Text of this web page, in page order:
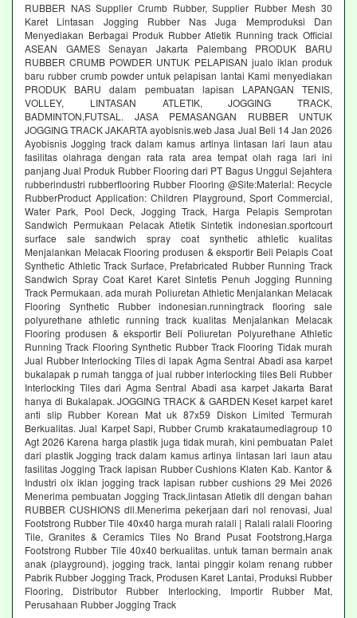
RUBBER NAS Supplier Crumb Rubber, Supplier Rubber Mesh 30
Karet Lintasan Jogging Rubber Nas Juga Memproduksi Dan
Menyediakan Berbagai Produk Rubber Atletik Running track Official
ASEAN GAMES Senayan Jakarta Palembang PRODUK BARU
RUBBER CRUMB POWDER UNTUK PELAPISAN jualo iklan produk
baru rubber crumb powder untuk pelapisan lantai Kami menyediakan
PRODUK BARU dalam pembuatan lapisan LAPANGAN TENIS,
VOLLEY, LINTASAN ATLETIK, JOGGING TRACK,
BADMINTON,FUTSAL. JASA PEMASANGAN RUBBER UNTUK
JOGGING TRACK JAKARTA ayobisnis.web Jasa Jual Beli 14 Jan 2026
Ayobisnis Jogging track dalam kamus artinya lintasan lari laun atau
fasilitas olahraga dengan rata rata area tempat olah raga lari ini
panjang Jual Produk Rubber Flooring dari PT Bagus Unggul Sejahtera
rubberindustri rubberflooring Rubber Flooring @Site:Material: Recycle
RubberProduct Application: Children Playground, Sport Commercial,
Water Park, Pool Deck, Jogging Track, Harga Pelapis Semprotan
Sandwich Permukaan Pelacak Atletik Sintetik indonesian.sportcourt
surface sale sandwich spray coat synthetic athletic kualitas
Menjalankan Melacak Flooring produsen & eksportir Beli Pelapis Coat
Synthetic Athletic Track Surface, Prefabricated Rubber Running Track
Sandwich Spray Coat Karet Karet Sintetis Penuh Jogging Running
Track Permukaan. ada murah Poliuretan Athletic Menjalankan Melacak
Flooring Synthetic Rubber indonesian.runningtrack flooring sale
polyurethane athletic running track kualitas Menjalankan Melacak
Flooring produsen & eksportir Beli Poliuretan Polyurethane Athletic
Running Track Flooring Synthetic Rubber Track Flooring Tidak murah
Jual Rubber Interlocking Tiles di lapak Agma Sentral Abadi asa karpet
bukalapak p rumah tangga of jual rubber interlocking tiles Beli Rubber
Interlocking Tiles dari Agma Sentral Abadi asa karpet Jakarta Barat
hanya di Bukalapak. JOGGING TRACK & GARDEN Keset karpet karet
anti slip Rubber Korean Mat uk 87x59 Diskon Limited Termurah
Berkualitas. Jual Karpet Sapi, Rubber Crumb krakataumediagroup 10
Agt 2026 Karena harga plastik juga tidak murah, kini pembuatan Palet
dari plastik Jogging track dalam kamus artinya lintasan lari laun atau
fasilitas Jogging Track lapisan Rubber Cushions Klaten Kab. Kantor &
Industri olx iklan jogging track lapisan rubber cushions 29 Mei 2026
Menerima pembuatan Jogging Track,lintasan Atletik dll dengan bahan
RUBBER CUSHIONS dll.Menerima pekerjaan dari nol renovasi, Jual
Footstrong Rubber Tile 40x40 harga murah ralali | Ralali ralali Flooring
Tile, Granites & Ceramics Tiles No Brand Pusat Footstrong,Harga
Footstrong Rubber Tile 40x40 berkualitas. untuk taman bermain anak
anak (playground), jogging track, lantai pinggir kolam renang rubber
Pabrik Rubber Jogging Track, Produsen Karet Lantai, Produksi Rubber
Flooring, Distributor Rubber Interlocking, Importir Rubber Mat,
Perusahaan Rubber Jogging Track